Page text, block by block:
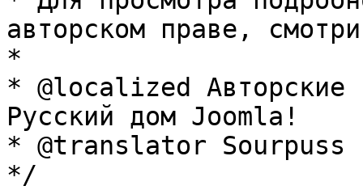
авторском праве,
*
* @localized Авторские
Русский дом Joomla!
* @translator Sourpuss
*/